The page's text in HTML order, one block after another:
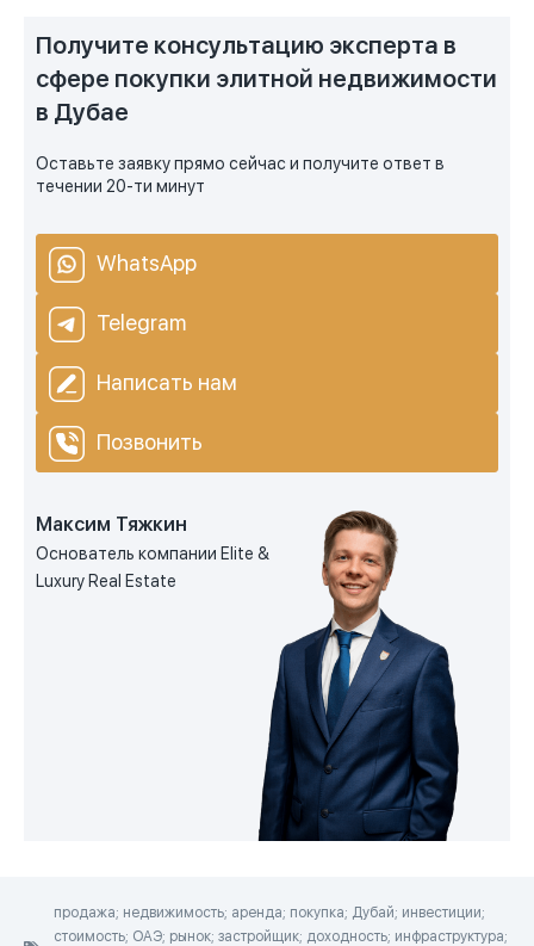
Получите консультацию эксперта в
сфере покупки элитной недвижимости
в Дубае
Оставьте заявку прямо сейчас и получите ответ в
течении 20-ти минут
WhatsApp
Telegram
Написать нам
Позвонить
Максим Тяжкин
Основатель компании Elite &
Luxury Real Estate
продажа; недвижимость; аренда; покупка; Дубай; инвестиции;
стоимость; ОАЭ; рынок; застройщик; доходность; инфраструктура;